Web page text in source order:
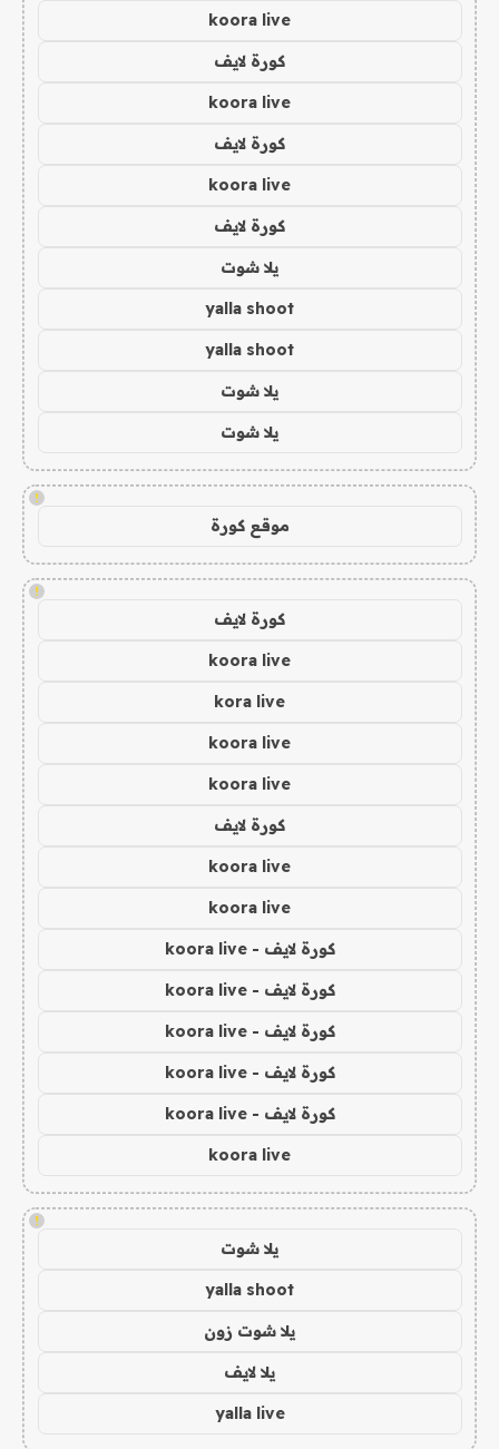
koora live
كورة لايف
koora live
كورة لايف
koora live
كورة لايف
يلا شوت
yalla shoot
yalla shoot
يلا شوت
يلا شوت
!
موقع كورة
!
كورة لايف
koora live
kora live
koora live
koora live
كورة لايف
koora live
koora live
كورة لايف - koora live
كورة لايف - koora live
كورة لايف - koora live
كورة لايف - koora live
كورة لايف - koora live
koora live
!
يلا شوت
yalla shoot
يلا شوت زون
يلا لايف
yalla live